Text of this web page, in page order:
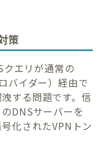
策
エリが通常の
バイダー）経由で
する問題です。信
DNSサーバーを
化されたVPNトン